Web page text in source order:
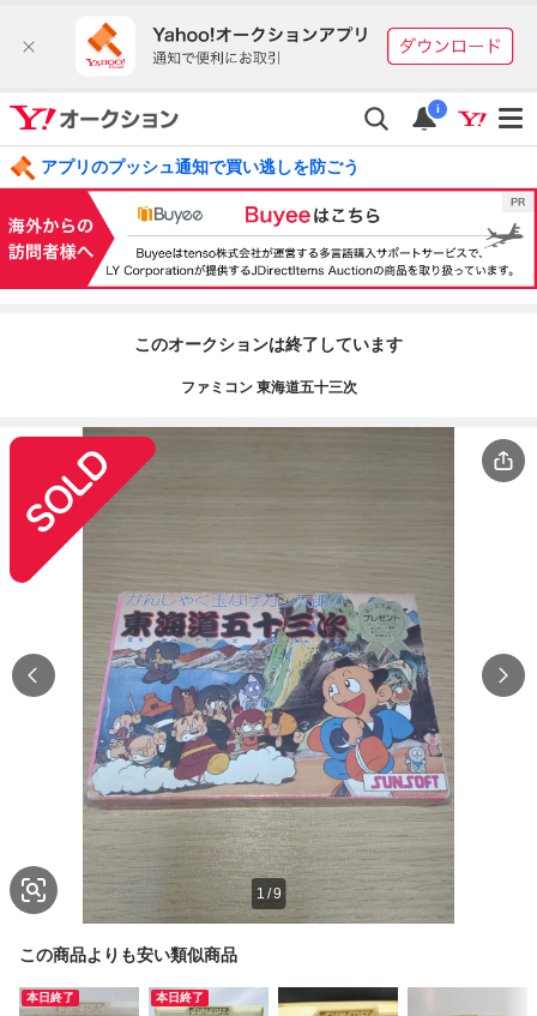
i
アプリのプッシュ通知で買い逃しを防ごう
このオークションは終了しています
ファミコン 東海道五十三次
1 /9
この商品よりも安い類似商品
本日終了 本日終了